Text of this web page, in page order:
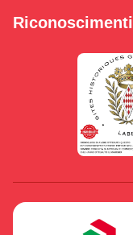
Riconoscimenti